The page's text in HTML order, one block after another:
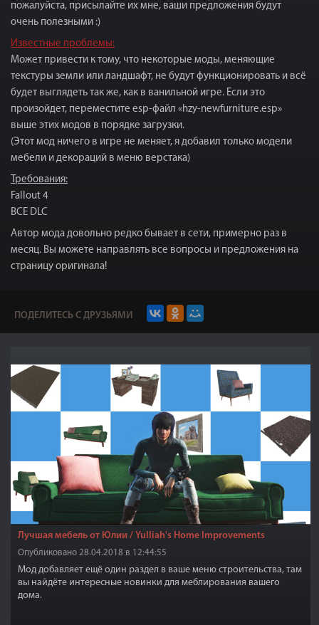
пожалуйста, присылайте их мне, ваши предложения будут
очень полезными :)
Известные проблемы:
Может привести к тому, что некоторые моды, меняющие
текстуры земли или ландшафт, не будут функционировать и всё
будет выглядеть так же, как в ванильной игре. Если это
произойдет, переместите esp-файл «hzy-newfurniture.esp»
выше этих модов в порядке загрузки.
(Этот мод ничего в игре не меняет, я добавил только модели
мебели и декораций в меню верстака)
Требования:
Fallout 4
ВСЕ DLC
Автор мода довольно редко бывает в сети, примерно раз в
месяц. Вы можете направлять все вопросы и предложения на
страницу оригинала!
ПОДЕЛИТЕСЬ С ДРУЗЬЯМИ
Лучшая мебель от Юлии / Yulliah's Home Improvements
Опубликовано 28.04.2018 в 12:44:55
Мод добавляет ещё один раздел в ваше меню строительства, там
вы найдёте интересные новинки для меблирования вашего
дома.